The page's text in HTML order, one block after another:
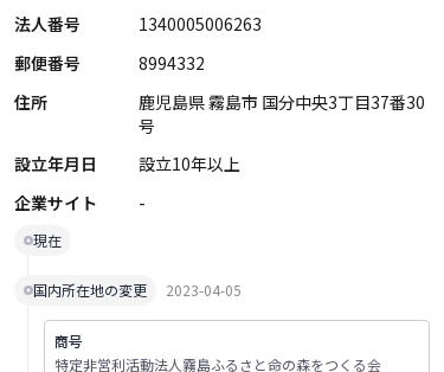
法人番号
1340005006263
郵便番号
8994332
住所
鹿児島県 霧島市 国分中央3丁目37番30
号
設立年月日
設立10年以上
企業サイト
-
現在
国内所在地の変更 2023-04-05
商号
特定非営利活動法人霧島ふるさと命の森をつくる会